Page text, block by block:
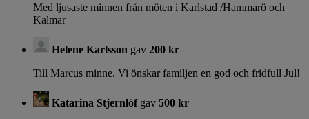
Med ljusaste minnen från möten i Karlstad /Hammarö och
Kalmar
Helene Karlsson gav 200 kr
Till Marcus minne. Vi önskar familjen en god och fridfull Jul!
Katarina Stjernlöfgav 500 kr